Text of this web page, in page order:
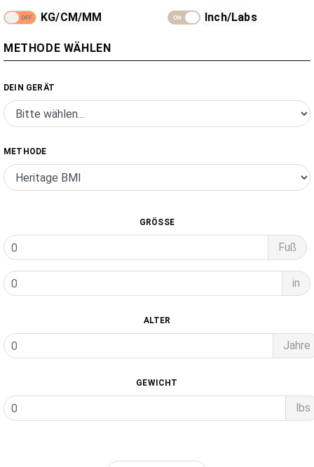
KG/CM/MM
Inch/Labs
METHODE WÄHLEN
DEIN GERÄT
METHODE
GRÖSSE
Fuß
in
ALTER
Jahre
GEWICHT
lbs